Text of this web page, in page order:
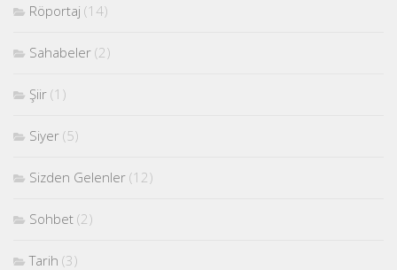
Röportaj (14)
Sahabeler (2)
Şiir (1)
Siyer (5)
Sizden Gelenler (12)
Sohbet (2)
Tarih (3)